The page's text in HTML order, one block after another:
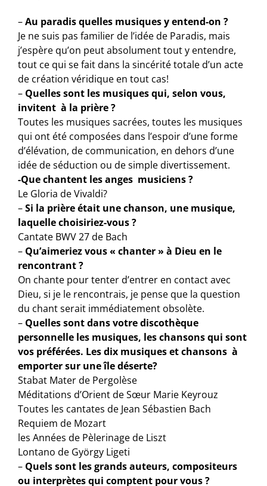
–Au paradis quelles musiques y entend-on ?
Je ne suis pas familier de l’idée de Paradis, mais
j’espère qu’on peut absolument tout y entendre,
tout ce qui se fait dans la sincérité totale d’un acte
de création véridique en tout cas!
– Quelles sont les musiques qui, selon vous,
invitent à la prière ?
Toutes les musiques sacrées, toutes les musiques
qui ont été composées dans l’espoir d’une forme
d’élévation, de communication, en dehors d’une
idée de séduction ou de simple divertissement.
-Que chantent les anges musiciens ?
Le Gloria de Vivaldi?
–Si la prière était une chanson, une musique,
laquelle choisiriez-vous ?
Cantate BWV 27 de Bach
– Qu’aimeriez vous « chanter » à Dieu en le
rencontrant ?
On chante pour tenter d’entrer en contact avec
Dieu, si je le rencontrais, je pense que la question
du chant serait immédiatement obsolète.
– Quelles sont dans votre discothèque
personnelle les musiques, les chansons qui sont
vos préférées. Les dix musiques et chansons à
emporter sur une île déserte?
Stabat Mater de Pergolèse
Méditations d’Orient de Sœur Marie Keyrouz
Toutes les cantates de Jean Sébastien Bach
Requiem de Mozart
les Années de Pèlerinage de Liszt
Lontano de György Ligeti
– Quels sont les grands auteurs, compositeurs
ou interprètes qui comptent pour vous ?